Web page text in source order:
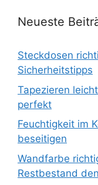
Neueste
Steckdosen
Sicherheitstipps
Tapezieren
perfekt
Feuchtigkeit im
beseitigen
Wandfarbe
Restbestand